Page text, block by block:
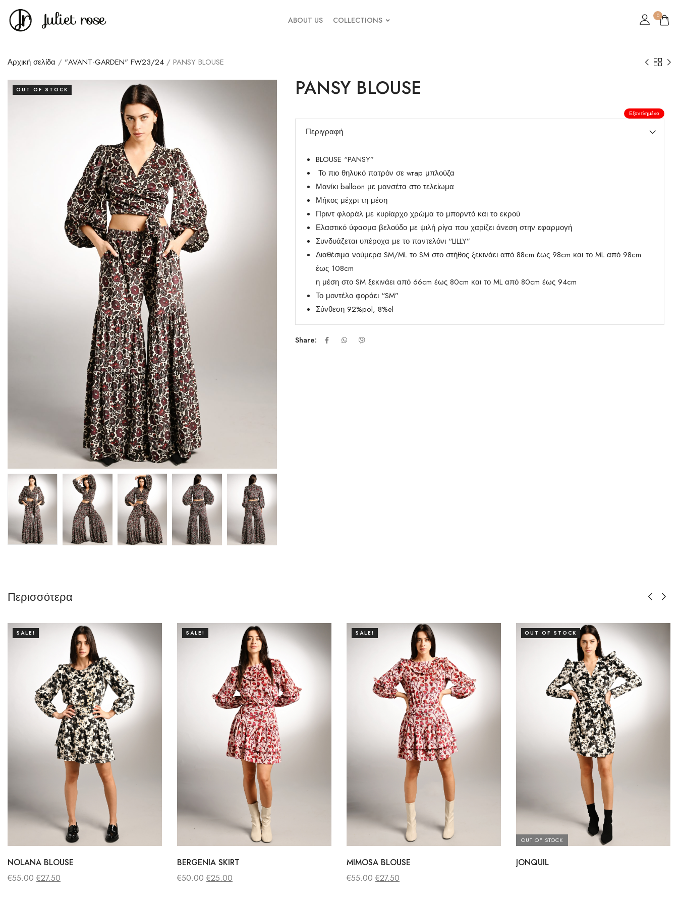
ABOUT US COLLECTIONS 0
Αρχική σελίδα / "AVANT-GARDEN" FW23/24 / PANSY BLOUSE
OUT OF STOCK PANSY BLOUSE
Εξαντλημένο
Περιγραφή
BLOUSE “PANSY”
Το πιο θηλυκό πατρόν σε wrap μπλούζα
Μανίκι balloon με μανσέτα στο τελείωμα
Μήκος μέχρι τη μέση
Πριντ φλοράλ με κυρίαρχο χρώμα το μπορντό και το εκρού
Ελαστικό ύφασμα βελούδο με ψιλή ρίγα που χαρίζει άνεση στην εφαρμογή
Συνδυάζεται υπέροχα με το παντελόνι “LILLY”
Διαθέσιμα νούμερα SM/ML το SM στο στήθος ξεκινάει από 88cm έως 98cm και το ML από 98cm
έως 108cm
η μέση στο SM ξεκινάει από 66cm έως 80cm και το ML από 80cm έως 94cm
Το μοντέλο φοράει “SM”
Σύνθεση 92%pol, 8%el
Share:
Περισσότερα
SALE!
NOLANA BLOUSE
€55.00 €27.50
SALE!
BERGENIA SKIRT
€50.00 €25.00
SALE!
MIMOSA BLOUSE
€55.00 €27.50
OUT OF STOCK
OUT OF STOCK
JONQUIL